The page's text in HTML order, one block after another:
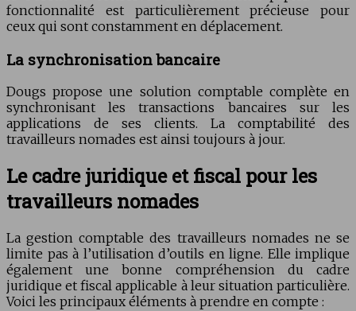
fonctionnalité est particulièrement précieuse pour
ceux qui sont constamment en déplacement.
La synchronisation bancaire
Dougs propose une solution comptable complète en
synchronisant les transactions bancaires sur les
applications de ses clients. La comptabilité des
travailleurs nomades est ainsi toujours à jour.
Le cadre juridique et fiscal pour les
travailleurs nomades
La gestion comptable des travailleurs nomades ne se
limite pas à l’utilisation d’outils en ligne. Elle implique
également une bonne compréhension du cadre
juridique et fiscal applicable à leur situation particulière.
Voici les principaux éléments à prendre en compte :